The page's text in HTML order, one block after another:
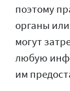
поэтому
органы
могут
любую
им